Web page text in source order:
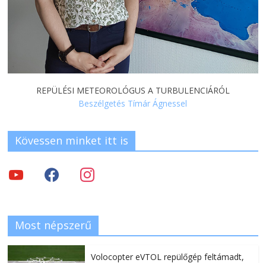
REPÜLÉSI METEOROLÓGUS A TURBULENCIÁRÓL
Beszélgetés Tímár Ágnessel
Kövessen minket itt is
Most népszerű
Volocopter eVTOL repülőgép feltámadt,